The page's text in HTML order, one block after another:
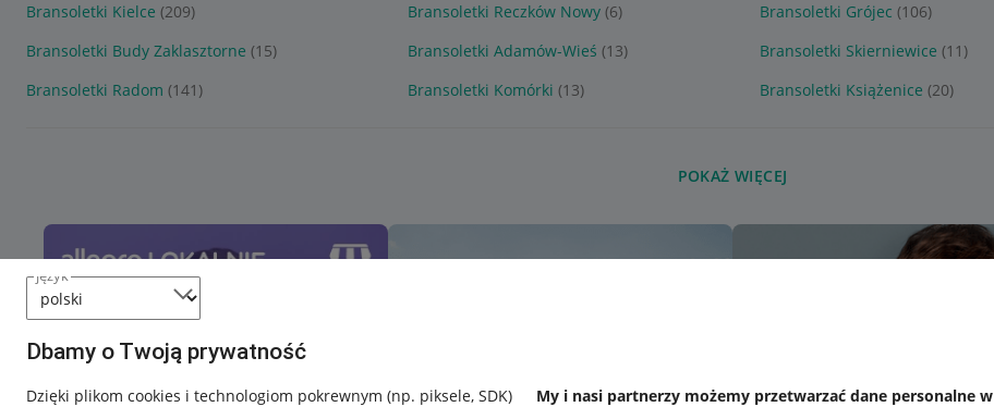
język
Dbamy o Twoją prywatność
Dzięki plikom cookies i technologiom pokrewnym (np. piksele, SDK)
My i nasi partnerzy możemy przetwarzać dane personalne w
Bransoletki Kielce (209) Bransoletki Reczków Nowy (6) Bransoletki Grójec (106)
Bransoletki Budy Zaklasztorne (15) Bransoletki Adamów-Wieś (13) Bransoletki Skierniewice (11)
Bransoletki Radom (141) Bransoletki Komórki (13) Bransoletki Książenice (20)
POKAŻ WIĘCEJ